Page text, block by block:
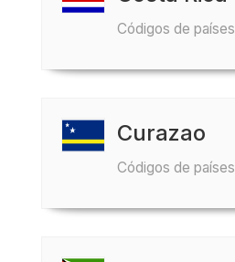
Códigos de países
Curazao
Códigos de países